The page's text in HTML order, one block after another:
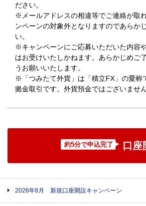
ださい。
※メールアドレスの相違等でご連絡が取
ンペーンの対象外となりますのであらか
い。
※キャンペーンにご応募いただいた内容
はお受けいたしかねます。あらかじめご
うお願いいたします。
※「つみたて外貨」は「積立FX」の愛称
拠金取引です。外貨預金ではございません
約5分で申込完了 口座
2026年8月 新規口座開設キャンペーン